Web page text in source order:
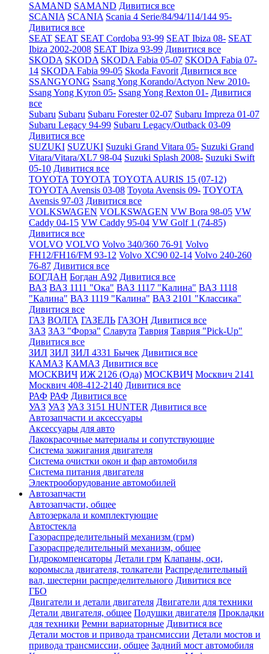
SAMAND SAMAND Дивитися все
SCANIA SCANIA Scania 4 Serie/84/94/114/144 95-
Дивитися все
SEAT SEAT SEAT Cordoba 93-99 SEAT Ibiza 08- SEAT
Ibiza 2002-2008 SEAT Ibiza 93-99 Дивитися все
SKODA SKODA SKODA Fabia 05-07 SKODA Fabia 07-
14 SKODA Fabia 99-05 Skoda Favorit Дивитися все
SSANGYONG Ssang Yong Korando/Actyon New 2010-
Ssang Yong Kyron 05- Ssang Yong Rexton 01- Дивитися
все
Subaru Subaru Subaru Forester 02-07 Subaru Impreza 01-07
Subaru Legacy 94-99 Subaru Legacy/Outback 03-09
Дивитися все
SUZUKI SUZUKI Suzuki Grand Vitara 05- Suzuki Grand
Vitara/Vitara/XL7 98-04 Suzuki Splash 2008- Suzuki Swift
05-10 Дивитися все
TOYOTA TOYOTA TOYOTA AURIS 15 (07-12)
TOYOTA Avensis 03-08 Toyota Avensis 09- TOYOTA
Avensis 97-03 Дивитися все
VOLKSWAGEN VOLKSWAGEN VW Bora 98-05 VW
Caddy 04-15 VW Caddy 95-04 VW Golf 1 (74-85)
Дивитися все
VOLVO VOLVO Volvo 340/360 76-91 Volvo
FH12/FH16/FM 93-12 Volvo XC90 02-14 Volvo 240-260
76-87 Дивитися все
БОГДАН Богдан А92 Дивитися все
ВАЗ ВАЗ 1111 "Ока" ВАЗ 1117 "Калина" ВАЗ 1118
"Калина" ВАЗ 1119 "Калина" ВАЗ 2101 "Классика"
Дивитися все
ГАЗ ВОЛГА ГАЗЕЛЬ ГАЗОН Дивитися все
ЗАЗ ЗАЗ "Форза" Славута Таврия Таврия "Pick-Up"
Дивитися все
ЗИЛ ЗИЛ ЗИЛ 4331 Бычек Дивитися все
КАМАЗ КАМАЗ Дивитися все
МОСКВИЧ ИЖ 2126 (Ода) МОСКВИЧ Москвич 2141
Москвич 408-412-2140 Дивитися все
РАФ РАФ Дивитися все
УАЗ УАЗ УАЗ 3151 HUNTER Дивитися все
Автозапчасти и аксессуары
Аксессуары для авто
Лакокрасочные материалы и сопутствующие
Система зажигания двигателя
Система очистки окон и фар автомобиля
Система питания двигателя
Электрооборудование автомобилей
Автозапчасти
Автозапчасти, общее
Автозеркала и комплектующие
Автостекла
Газораспределительный механизм (грм)
Газораспределительный механизм, общее
Гидрокомпенсаторы Детали грм Клапаны, оси,
коромысла двигателя, толкатели Распределительный
вал, шестерни распределительного Дивитися все
ГБО
Двигатели и детали двигателя Двигатели для техники
Детали двигателя, общее Подушки двигателя Прокладки
для техники Ремни вариаторные Дивитися все
Детали мостов и привода трансмиссии Детали мостов и
привода трансмиссии, общее Задний мост автомобиля